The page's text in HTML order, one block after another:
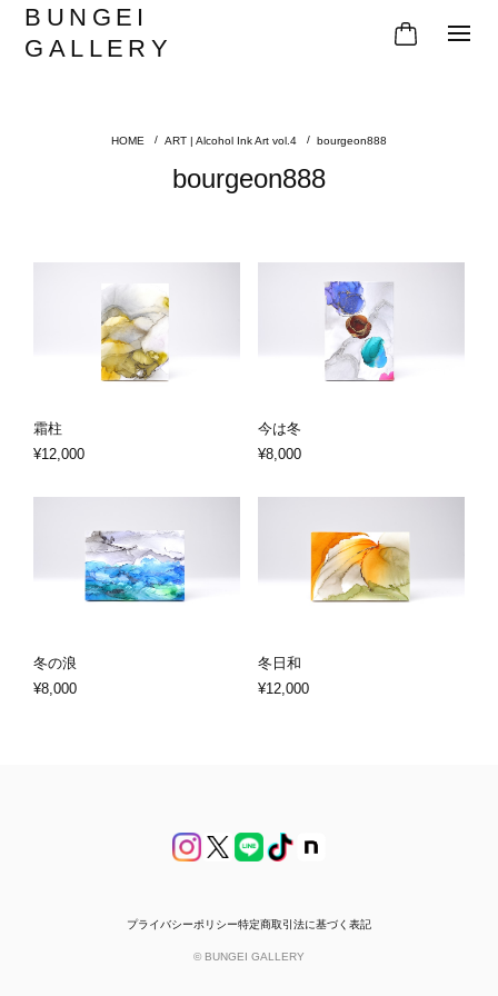
BUNGEI
GALLERY
ART | Alcohol Ink Art vol.4 bourgeon888
bourgeon888
霜柱
¥12,000
今は冬
¥8,000
冬の浪
¥8,000
冬日和
¥12,000
プライバシーポリシー特定商取引法に基づく表記
© BUNGEI GALLERY